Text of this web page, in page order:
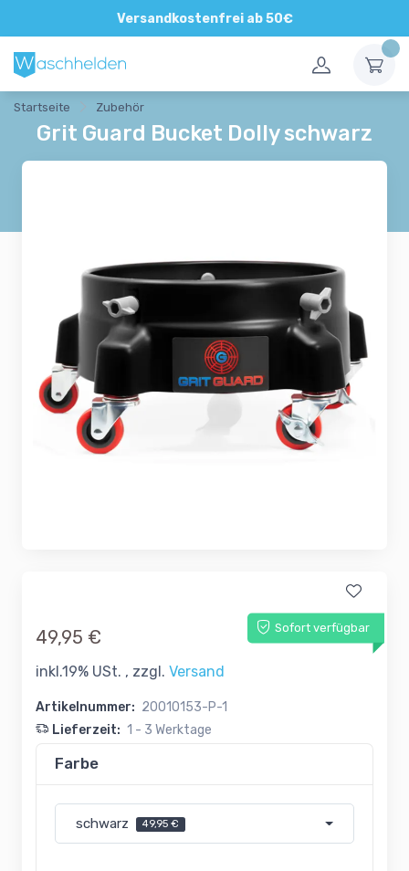
Versandkostenfrei ab 50€
Direkte und persönliche Beratung
Startseite Zubehör
Grit Guard Bucket Dolly schwarz
Sofort verfügbar
49,95 €
inkl.19% USt. , zzgl. Versand
Artikelnummer: 20010153-P-1
Lieferzeit: 1 - 3 Werktage
Farbe
schwarz 49,95 €